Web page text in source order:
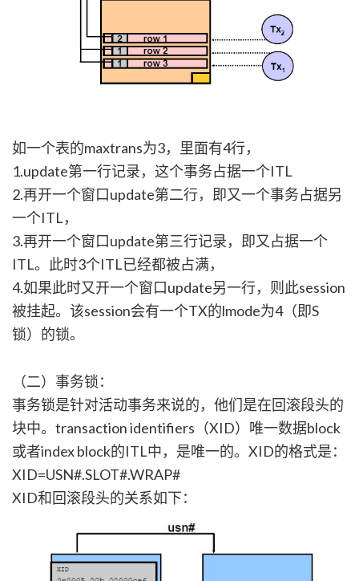
如一个表的maxtrans为3，里面有4行，
1.update第一行记录，这个事务占据一个ITL
2.再开一个窗口update第二行，即又一个事务占据另
一个ITL，
3.再开一个窗口update第三行记录，即又占据一个
ITL。此时3个ITL已经都被占满，
4.如果此时又开一个窗口update另一行，则此session
被挂起。该session会有一个TX的lmode为4（即S
锁）的锁。
（二）事务锁：
事务锁是针对活动事务来说的，他们是在回滚段头的
块中。transaction identifiers（XID）唯一数据block
或者index block的ITL中，是唯一的。XID的格式是：
XID=USN#.SLOT#.WRAP#
XID和回滚段头的关系如下：